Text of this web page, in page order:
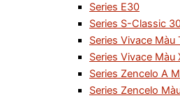
Series E30
Series S-Classic
Series Vivace Màu
Series Vivace Màu
Series Zencelo A
Series Zencelo